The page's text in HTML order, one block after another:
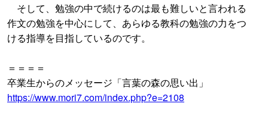
そして、勉強の中で続けるのは最も難しいと言われる
作文の勉強を中心にして、あらゆる教科の勉強の力をつ
ける指導を目指しているのです。
＝＝＝＝
卒業生からのメッセージ「言葉の森の思い出」
https://www.mori7.com/index.php?e=2108